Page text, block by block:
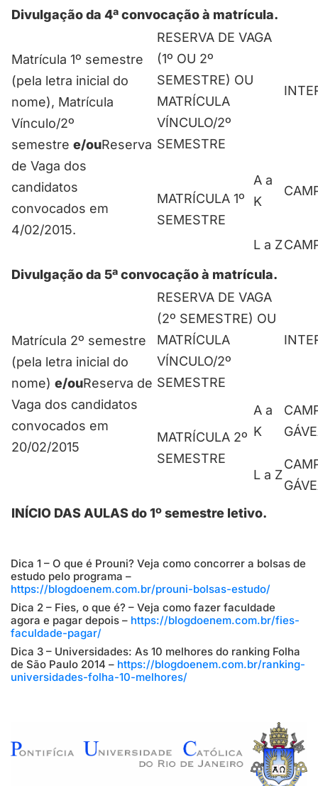
Divulgação da 4ª convocação à matrícula.
Matrícula 1º semestre
(pela letra inicial do
nome), Matrícula
Vínculo/2º
semestre e/ouReserva
de Vaga dos
candidatos
convocados em
4/02/2015.
RESERVA DE VAGA
(1º OU 2º
SEMESTRE) OU
MATRÍCULA
VÍNCULO/2º
SEMESTRE
MATRÍCULA 1º
SEMESTRE
A a
K
L a Z
Divulgação da 5ª convocação à matrícula.
Matrícula 2º semestre
(pela letra inicial do
nome) e/ouReserva de
Vaga dos candidatos
convocados em
20/02/2015
RESERVA DE VAGA
(2º SEMESTRE) OU
MATRÍCULA
VÍNCULO/2º
SEMESTRE
MATRÍCULA 2º
SEMESTRE
A a
K
L a Z
INÍCIO DAS AULAS do 1º semestre letivo.
Dica 1 – O que é Prouni? Veja como concorrer a bolsas de
estudo pelo programa –
https://blogdoenem.com.br/prouni-bolsas-estudo/
Dica 2 – Fies, o que é? – Veja como fazer faculdade
agora e pagar depois – https://blogdoenem.com.br/fies-
faculdade-pagar/
Dica 3 – Universidades: As 10 melhores do ranking Folha
de São Paulo 2014 – https://blogdoenem.com.br/ranking-
universidades-folha-10-melhores/